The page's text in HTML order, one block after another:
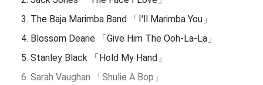
The Baja Marimba Band 「I'll Marimba You」
Blossom Dearie 「Give Him The Ooh-La-La」
Stanley Black 「Hold My Hand」
Sarah Vaughan 「Shulie A Bop」